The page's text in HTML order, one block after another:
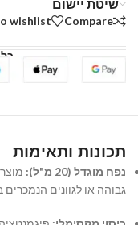
שיטת יישום
Compare
wishlist
תכונות ותאימות
נפח מוגדל (20 מ"ל):
גבוהה או לגוונים הנמכרים